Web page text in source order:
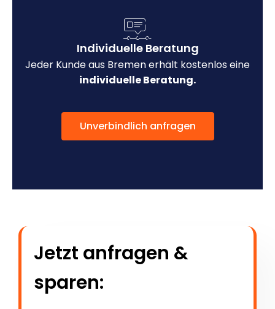
Individuelle Beratung
Jeder Kunde aus Bremen erhält kostenlos eine
individuelle Beratung.
Unverbindlich anfragen
Jetzt anfragen &
sparen: